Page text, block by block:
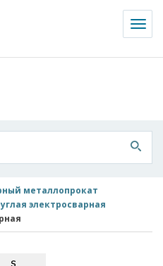
металлопрокат
электросварная